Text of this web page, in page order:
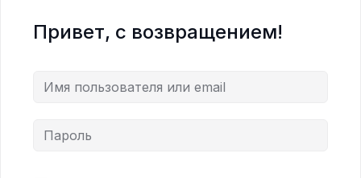
Привет, с возвращением!